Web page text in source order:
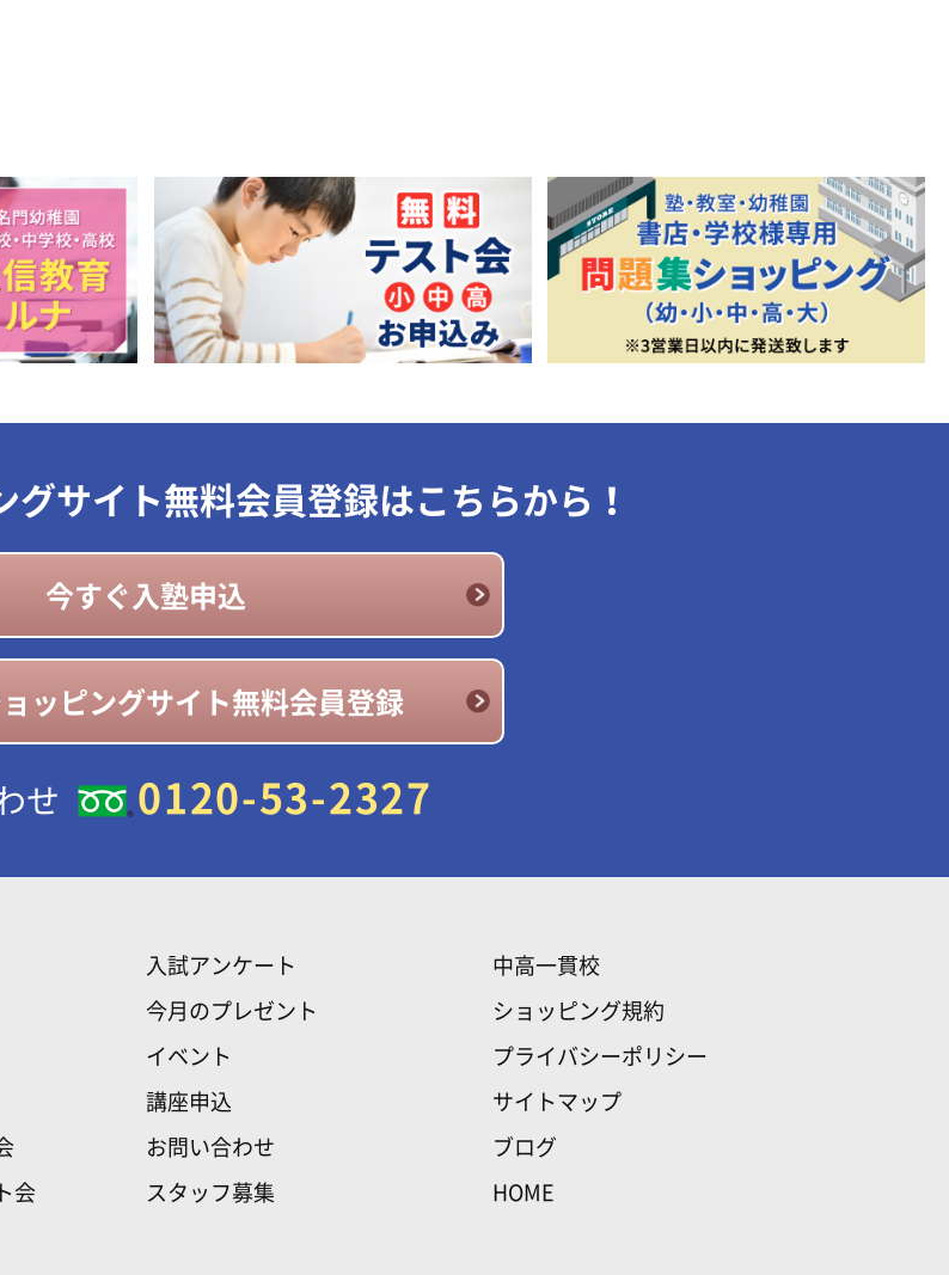
サイト無料会員登録はこちらから！
今すぐ入塾申込
ッピングサイト無料会員登録
せ 0120-53-2327
会
入試アンケート
今月のプレゼント
イベント
講座申込
お問い合わせ
スタッフ募集
中高一貫校
ショッピング規約
プライバシーポリシー
サイトマップ
ブログ
HOME